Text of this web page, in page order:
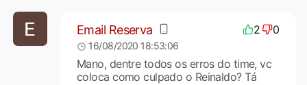
Email Reserva 2 0
16/08/2020 18:53:06
Mano, dentre todos os erros do time, vc
coloca como culpado o Reinaldo? Tá